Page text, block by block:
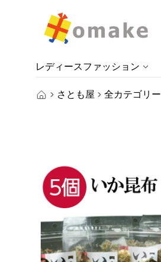
レディースファッション
さとも屋 全カテゴリー